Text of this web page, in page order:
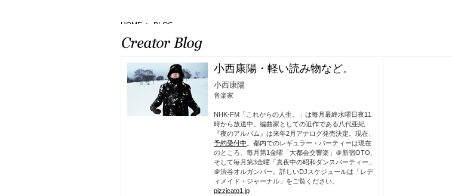
HOME > BLOG
小西康陽・軽い読み物など。
小西康陽
音楽家
NHK-FM「これからの人生。」は毎月最終水曜日夜11
時から放送中。編曲家としての近作である八代亜紀
『夜のアルバム』は来年2月アナログ発売決定。現在、
予約受付中 。都内でのレギュラー・パーティーは現在
のところ、毎月第1金曜「大都会交響楽」＠新宿OTO、
そして毎月第3金曜「真夜中の昭和ダンスパーティー」
＠渋谷オルガンバー。詳しいDJスケジュールは「レデ
ィメイド・ジャーナル」をご覧ください。
pizzicato1.jp